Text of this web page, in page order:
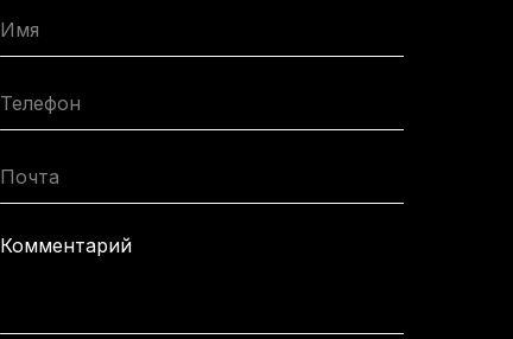
Имя
Телефон
Почта
Комментарий